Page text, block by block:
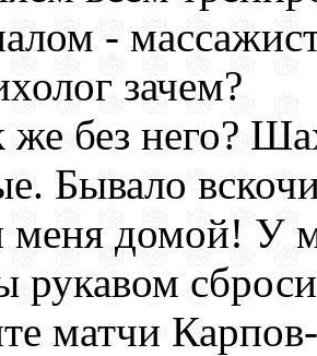
-
зачем?
же без него?
Бывало
меня домой! У
рукавом
матчи